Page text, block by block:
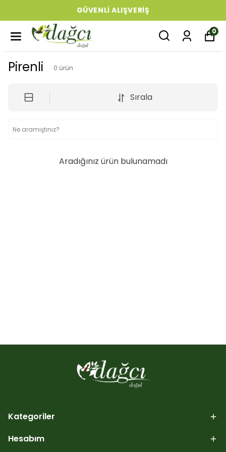
GÜVENLI ALIŞVERIŞ
0
Pirenli 0 ürün
Sırala
Aradığınız ürün bulunamadı
Kategoriler
Hesabım